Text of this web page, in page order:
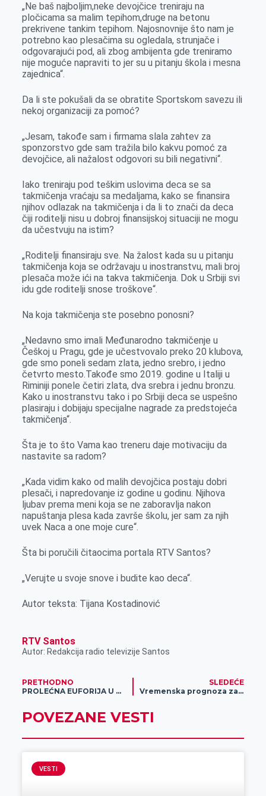
„Ne baš najboljim,neke devojčice treniraju na
pločicama sa malim tepihom,druge na betonu
prekrivene tankim tepihom. Najosnovnije što nam je
potrebno kao plesačima su ogledala, strunjače i
odgovarajući pod, ali zbog ambijenta gde treniramo
nije moguće napraviti to jer su u pitanju škola i mesna
zajednica“.
Da li ste pokušali da se obratite Sportskom savezu ili
nekoj organizaciji za pomoć?
„Jesam, takođe sam i firmama slala zahtev za
sponzorstvo gde sam tražila bilo kakvu pomoć za
devojčice, ali nažalost odgovori su bili negativni“.
Iako treniraju pod teškim uslovima deca se sa
takmičenja vraćaju sa medaljama, kako se finansira
njihov odlazak na takmičenja i da li to znači da deca
čiji roditelji nisu u dobroj finansijskoj situaciji ne mogu
da učestvuju na istim?
„Roditelji finansiraju sve. Na žalost kada su u pitanju
takmičenja koja se održavaju u inostranstvu, mali broj
plesača može ići na takva takmičenja. Dok u Srbiji svi
idu gde roditelji snose troškove“.
Na koja takmičenja ste posebno ponosni?
„Nedavno smo imali Međunarodno takmičenje u
Češkoj u Pragu, gde je učestvovalo preko 20 klubova,
gde smo poneli sedam zlata, jedno srebro, i jedno
četvrto mesto.Takođe smo 2019. godine u Italiji u
Riminiji ponele četiri zlata, dva srebra i jednu bronzu.
Kako u inostranstvu tako i po Srbiji deca se uspešno
plasiraju i dobijaju specijalne nagrade za predstojeća
takmičenja“.
Šta je to što Vama kao treneru daje motivaciju da
nastavite sa radom?
„Kada vidim kako od malih devojčica postaju dobri
plesači, i napredovanje iz godine u godinu. Njihova
ljubav prema meni koja se ne zaboravlja nakon
napuštanja plesa kada završe školu, jer sam za njih
uvek Naca a one moje cure“.
Šta bi poručili čitaocima portala RTV Santos?
„Verujte u svoje snove i budite kao deca“.
Autor teksta: Tijana Kostadinović
RTV Santos
Autor: Redakcija radio televizije Santos
PRETHODNO
PROLEĆNA EUFORIJA U MERIDIANU – Uplati depozit platnom karticom i OSVOJI iPhone 14 PRO!
SLEDEĆE
Vremenska prognoza za 27.mart
POVEZANE VESTI
VESTI